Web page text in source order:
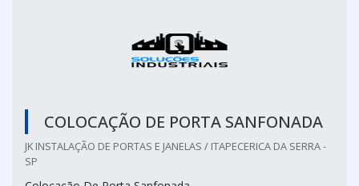
COLOCAÇÃO DE PORTA SANFONADA
JK INSTALAÇÃO DE PORTAS E JANELAS / ITAPECERICA DA SERRA -
SP